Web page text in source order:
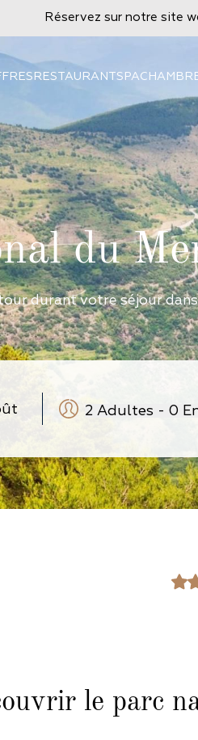
Réservez sur notre site
RESTAURANTSPA
du
durant votre séjour
2 Adultes - 0
le parc